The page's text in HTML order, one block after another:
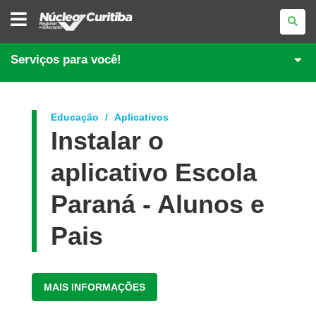
NÚCLEO
REGIONAL
EDUCAÇÃO
DE
CURITIBA
Serviços para você!
Educação Aplicativos
Instalar o
aplicativo Escola
Paraná - Alunos e
Pais
MAIS INFORMAÇÕES